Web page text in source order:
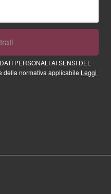
PERSONALI AI SENSI DEL
della normativa applicabile Leggi